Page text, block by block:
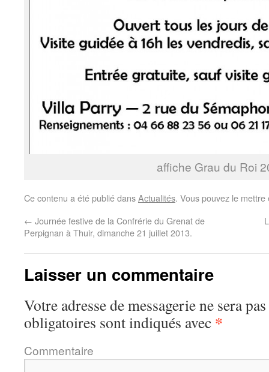
affiche Grau du Roi
Ce contenu a été publié dansActualités. Vous pouvez le
← Journée festive de la Confrérie du Grenat de
Perpignan à Thuir, dimanche 21 juillet 2013.
Laisser un commentaire
Votre adresse de messagerie ne sera
obligatoires sont indiqués avec *
Commentaire